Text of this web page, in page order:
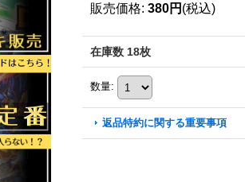
販売価格: 380円 (税込)
在庫数 18枚
数量:
返品特約に関する重要事項